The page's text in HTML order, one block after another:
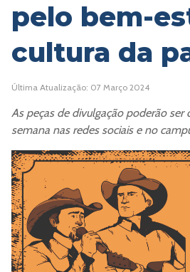
pelo bem-
cultura da
Última Atualização: 07 Março 2024
As peças de divulgação poderão ser
semana nas redes sociais e no